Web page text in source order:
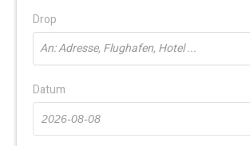
Drop
An: Adresse, Flughafen, Hotel ...
Datum